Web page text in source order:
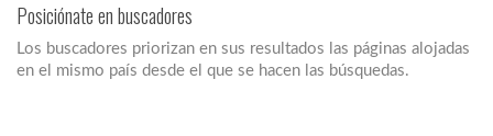
Posiciónate en buscadores
Los buscadores priorizan en sus resultados las páginas alojadas
en el mismo país desde el que se hacen las búsquedas.